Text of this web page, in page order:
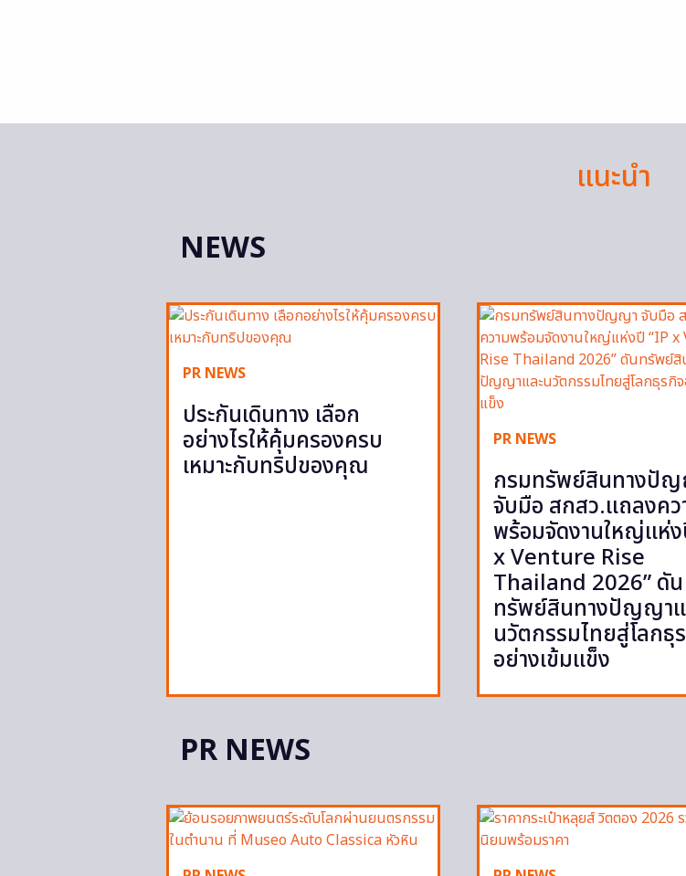
แนะนำ
NEWS
PR NEWS
ประกันเดินทาง เลือก
อย่างไรให้คุ้มครองครบ
เหมาะกับทริปของคุณ
PR NEWS
กรมทรัพย์สินทางปั
จับมือ สกสว.แถลงคว
พร้อมจัดงานใหญ่แห่ง
x Venture Rise
Thailand 2026” ดัน
ทรัพย์สินทางปัญญา
นวัตกรรมไทยสู่โลกธุ
อย่างเข้มแข็ง
PR NEWS